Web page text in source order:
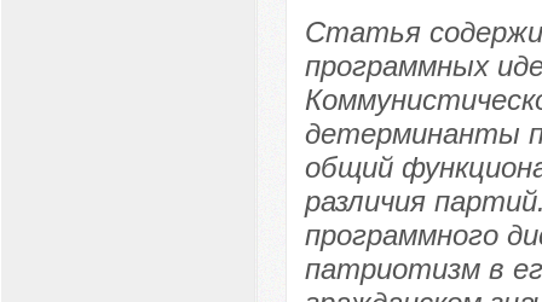
Статья
программных
детерминанты
общий
различия
программного
патриотизм в